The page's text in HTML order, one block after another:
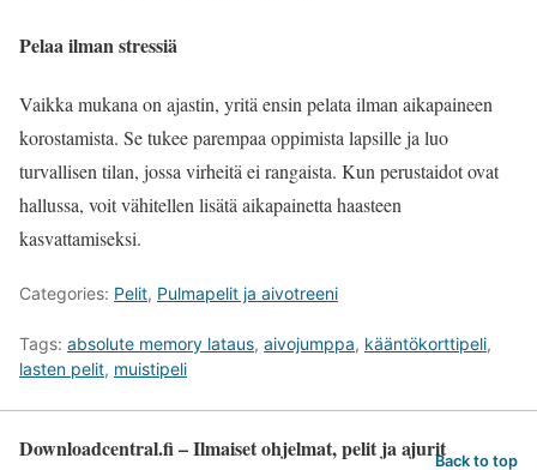
Pelaa ilman stressiä
Vaikka mukana on ajastin, yritä ensin pelata ilman aikapaineen
korostamista. Se tukee parempaa oppimista lapsille ja luo
turvallisen tilan, jossa virheitä ei rangaista. Kun perustaidot ovat
hallussa, voit vähitellen lisätä aikapainetta haasteen
kasvattamiseksi.
Categories: Pelit, Pulmapelit ja aivotreeni
Tags: absolute memory lataus, aivojumppa, kääntökorttipeli,
lasten pelit, muistipeli
Downloadcentral.fi – Ilmaiset ohjelmat, pelit ja ajuritBack to top